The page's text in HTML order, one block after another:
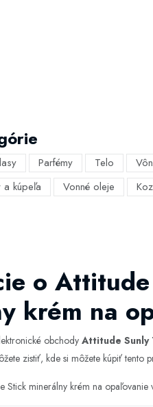
Parfémy Telo
kúpeľa Vonné oleje
o
krém na
obchody Attitude Sunly
zistiť, kde si môžete kúpiť tento
Stick minerálny krém na